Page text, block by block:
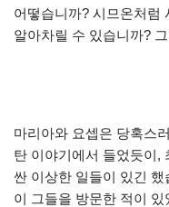
어떻습니까? 시므온처럼
알아차릴 수 있습니까?
마리아와 요셉은 당혹스
탄 이야기에서 들었듯이,
싼 이상한 일들이 있긴
이 그들을 방문한 적이